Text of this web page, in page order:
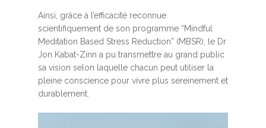
Ainsi, grâce à l’efficacité reconnue
scientifiquement de son programme “Mindful
Meditation Based Stress Reduction” (MBSR), le Dr
Jon Kabat-Zinn a pu transmettre au grand public
sa vision selon laquelle chacun peut utiliser la
pleine conscience pour vivre plus sereinement et
durablement.